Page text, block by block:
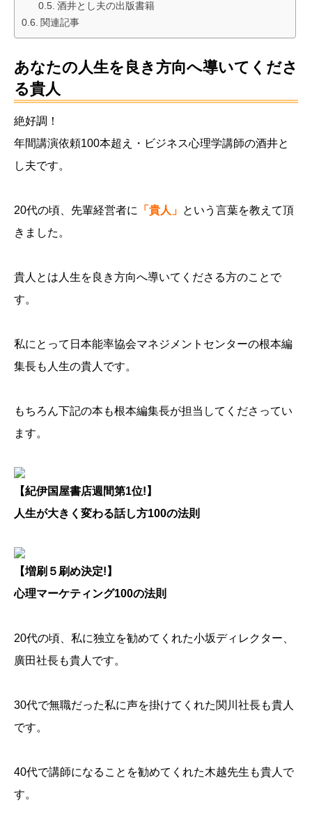
酒井とし夫の出版書籍
関連記事
あなたの人生を良き方向へ導いてくださ
る貴人
絶好調！
年間講演依頼100本超え・ビジネス心理学講師の酒井と
し夫です。
20代の頃、先輩経営者に 「貴人」 という言葉を教えて頂
きました。
貴人とは人生を良き方向へ導いてくださる方のことで
す。
私にとって日本能率協会マネジメントセンターの根本編
集長も人生の貴人です。
もちろん下記の本も根本編集長が担当してくださってい
ます。
【紀伊国屋書店週間第1位!】
人生が大きく変わる話し方100の法則
【増刷５刷め決定!】
心理マーケティング100の法則
20代の頃、私に独立を勧めてくれた小坂ディレクター、
廣田社長も貴人です。
30代で無職だった私に声を掛けてくれた関川社長も貴人
です。
40代で講師になることを勧めてくれた木越先生も貴人で
す。